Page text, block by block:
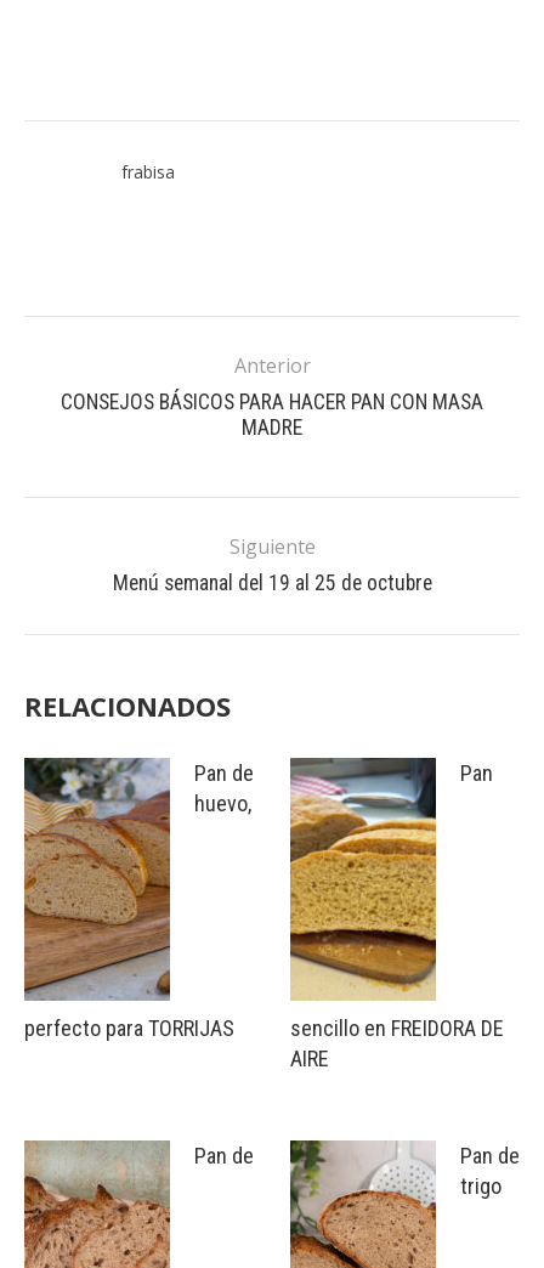
frabisa
Anterior
CONSEJOS BÁSICOS PARA HACER PAN CON MASA
MADRE
Siguiente
Menú semanal del 19 al 25 de octubre
RELACIONADOS
Pan de
huevo,
perfecto para TORRIJAS
Pan de
Pan
sencillo en FREIDORA DE
AIRE
Pan de
trigo